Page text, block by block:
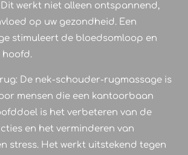
werkt niet alleen ontspannend,
op uw gezondheid. Een
stimuleert de bloedsomloop en
hoofd.
De nek-schouder-rugmassage is
mensen die een kantoorbaan
is het verbeteren van de
en het verminderen van
stress. Het werkt uitstekend tegen